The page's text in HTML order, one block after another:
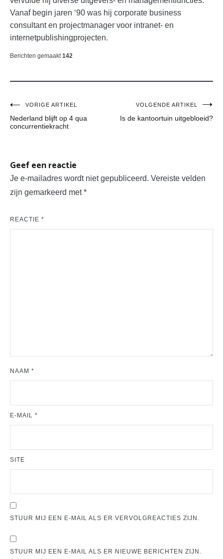
Vanaf begin jaren ‘90 was hij corporate business
consultant en projectmanager voor intranet- en
internetpublishingprojecten.
Berichten gemaakt 142
Bericht
navigatie
VORIGE ARTIKEL
Nederland blijft op 4 qua
concurrentiekracht
VOLGENDE ARTIKEL
Is de kantoortuin uitgebloeid?
Geef een reactie
Je e-mailadres wordt niet gepubliceerd. Vereiste velden
zijn gemarkeerd met*
REACTIE *
NAAM *
E-MAIL *
SITE
STUUR MIJ EEN E-MAIL ALS ER VERVOLGREACTIES ZIJN.
STUUR MIJ EEN E-MAIL ALS ER NIEUWE BERICHTEN ZIJN.